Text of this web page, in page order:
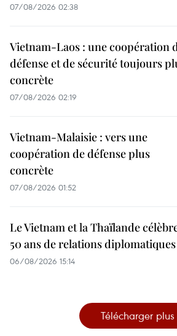
07/08/2026 02:38
Vietnam-Laos : une coopération
défense et de sécurité toujours
concrète
07/08/2026 02:19
Vietnam-Malaisie : vers une
coopération de défense plus
concrète
07/08/2026 01:52
Le Vietnam et la Thaïlande
50 ans de relations diplomatiques
06/08/2026 15:14
Télécharger plus